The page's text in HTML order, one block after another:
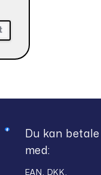
Du kan betale
med:
EAN, DKK,